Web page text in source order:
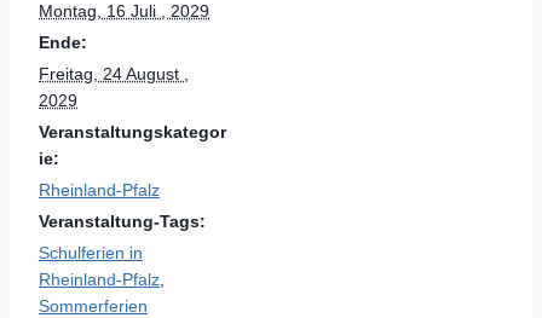
Montag, 16 Juli , 2029
Ende:
Freitag, 24 August ,
2029
Veranstaltungskategor
ie:
Rheinland-Pfalz
Veranstaltung-Tags:
Schulferien in
Rheinland-Pfalz,
Sommerferien